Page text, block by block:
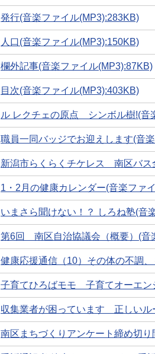
発行(音楽ファイル(MP3):283KB)
人口(音楽ファイル(MP3):150KB)
欄外記事(音楽ファイル(MP3):87KB)
目次(音楽ファイル(MP3):403KB)
ル レクチェの原点 シンボル樹!(音
職員一同バッジでお迎えします(音
新潟市らくらくチケレス 南区バス
1・2月の健康カレンダー(音楽ファ
いまさら聞けない！？ しろね塾(音
第6回 南区自治協議会（概要）(音
健康応援通信（10）その体の不調
子育てひろばモモ 子育てオーエン
収集業者が困っています 正しいル
南区まちづくりアンケート締め切